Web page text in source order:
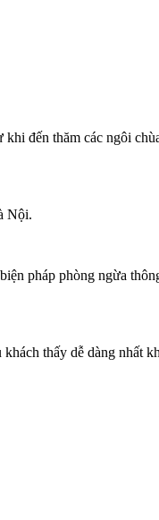
đến thăm các ngôi
Nội.
pháp phòng ngừa
thấy dễ dàng nhất